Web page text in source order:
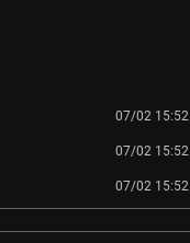
07/02 15:52
07/02 15:52
07/02 15:52